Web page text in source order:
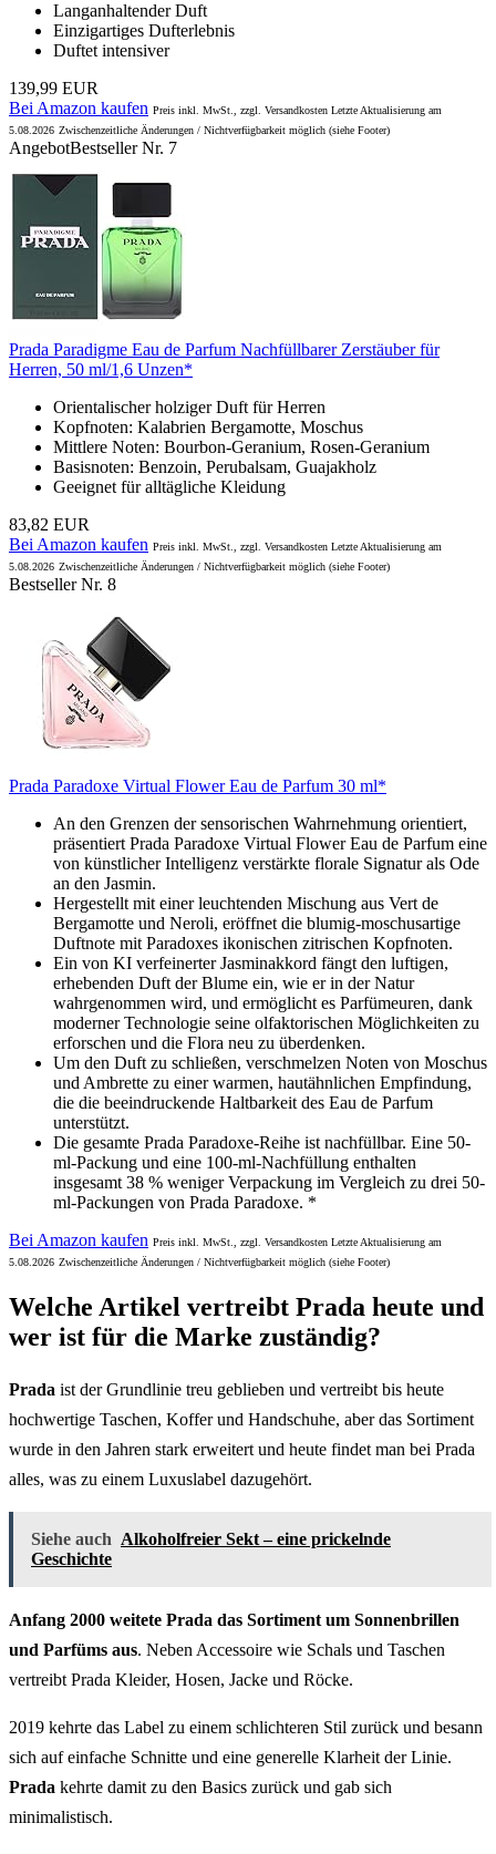
Langanhaltender Duft
Einzigartiges Dufterlebnis
Duftet intensiver
139,99 EUR
Bei Amazon kaufen Preis inkl. MwSt., zzgl. Versandkosten Letzte Aktualisierung am
5.08.2026 Zwischenzeitliche Änderungen / Nichtverfügbarkeit möglich (siehe Footer)
AngebotBestseller Nr. 7
Prada Paradigme Eau de Parfum Nachfüllbarer Zerstäuber für
Herren, 50 ml/1,6 Unzen*
Orientalischer holziger Duft für Herren
Kopfnoten: Kalabrien Bergamotte, Moschus
Mittlere Noten: Bourbon-Geranium, Rosen-Geranium
Basisnoten: Benzoin, Perubalsam, Guajakholz
Geeignet für alltägliche Kleidung
83,82 EUR
Bei Amazon kaufen Preis inkl. MwSt., zzgl. Versandkosten Letzte Aktualisierung am
5.08.2026 Zwischenzeitliche Änderungen / Nichtverfügbarkeit möglich (siehe Footer)
Bestseller Nr. 8
Prada Paradoxe Virtual Flower Eau de Parfum 30 ml*
An den Grenzen der sensorischen Wahrnehmung orientiert,
präsentiert Prada Paradoxe Virtual Flower Eau de Parfum eine
von künstlicher Intelligenz verstärkte florale Signatur als Ode
an den Jasmin.
Hergestellt mit einer leuchtenden Mischung aus Vert de
Bergamotte und Neroli, eröffnet die blumig-moschusartige
Duftnote mit Paradoxes ikonischen zitrischen Kopfnoten.
Ein von KI verfeinerter Jasminakkord fängt den luftigen,
erhebenden Duft der Blume ein, wie er in der Natur
wahrgenommen wird, und ermöglicht es Parfümeuren, dank
moderner Technologie seine olfaktorischen Möglichkeiten zu
erforschen und die Flora neu zu überdenken.
Um den Duft zu schließen, verschmelzen Noten von Moschus
und Ambrette zu einer warmen, hautähnlichen Empfindung,
die die beeindruckende Haltbarkeit des Eau de Parfum
unterstützt.
Die gesamte Prada Paradoxe-Reihe ist nachfüllbar. Eine 50-
ml-Packung und eine 100-ml-Nachfüllung enthalten
insgesamt 38 % weniger Verpackung im Vergleich zu drei 50-
ml-Packungen von Prada Paradoxe. *
Bei Amazon kaufen Preis inkl. MwSt., zzgl. Versandkosten Letzte Aktualisierung am
5.08.2026 Zwischenzeitliche Änderungen / Nichtverfügbarkeit möglich (siehe Footer)
Welche Artikel vertreibt Prada heute und
wer ist für die Marke zuständig?
Prada ist der Grundlinie treu geblieben und vertreibt bis heute
hochwertige Taschen, Koffer und Handschuhe, aber das Sortiment
wurde in den Jahren stark erweitert und heute findet man bei Prada
alles, was zu einem Luxuslabel dazugehört.
Siehe auch Alkoholfreier Sekt – eine prickelnde
Geschichte
Anfang 2000 weitete Prada das Sortiment um Sonnenbrillen
und Parfüms aus. Neben Accessoire wie Schals und Taschen
vertreibt Prada Kleider, Hosen, Jacke und Röcke.
2019 kehrte das Label zu einem schlichteren Stil zurück und besann
sich auf einfache Schnitte und eine generelle Klarheit der Linie.
Prada kehrte damit zu den Basics zurück und gab sich
minimalistisch.